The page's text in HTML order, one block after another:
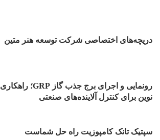
دریچه‌های اختصاصی شرکت توسعه هنر متین
رونمایی و اجرای برج جذب گاز GRP؛ راهکاری
نوین برای کنترل آلاینده‌های صنعتی
سپتیک تانک کامپوزیت راه حل شماست